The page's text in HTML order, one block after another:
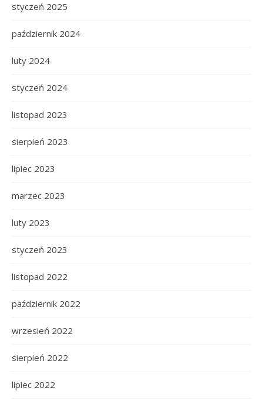
styczeń 2025
październik 2024
luty 2024
styczeń 2024
listopad 2023
sierpień 2023
lipiec 2023
marzec 2023
luty 2023
styczeń 2023
listopad 2022
październik 2022
wrzesień 2022
sierpień 2022
lipiec 2022